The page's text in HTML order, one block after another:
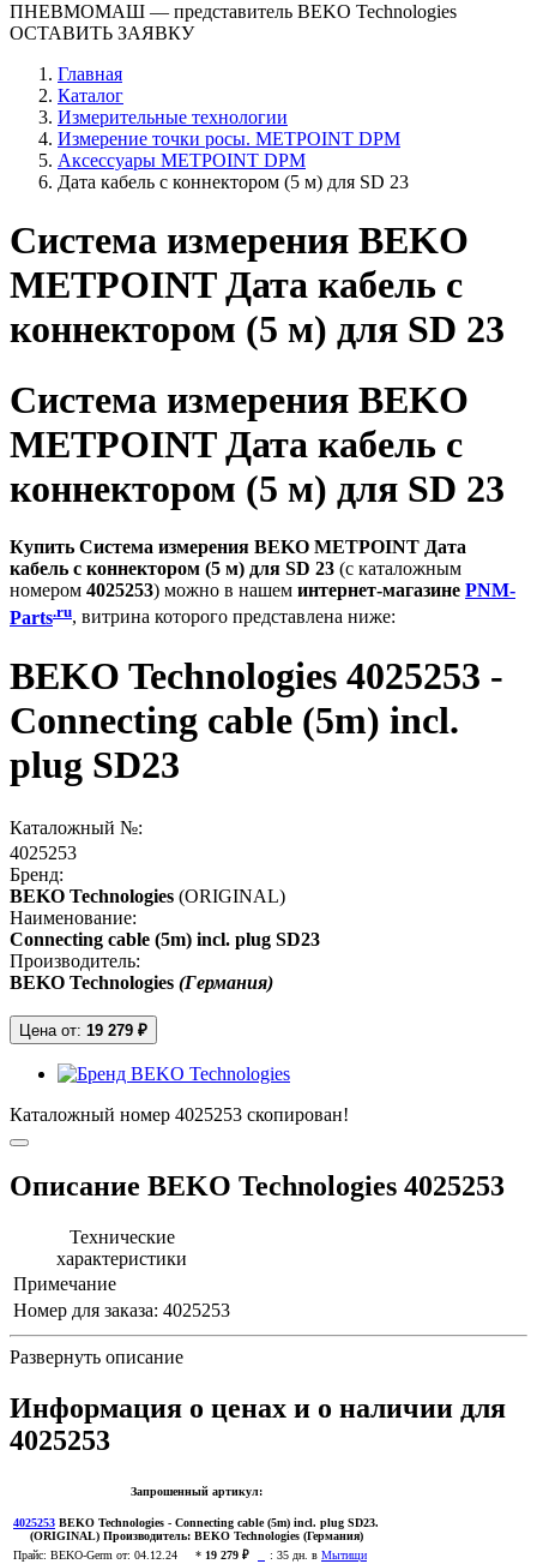
ПНЕВМОМАШ — представитель BEKO Technologies
ОСТАВИТЬ ЗАЯВКУ
Главная
Каталог
Измерительные технологии
Измерение точки росы. METPOINT DPM
Аксессуары METPOINT DPM
Дата кабель с коннектором (5 м) для SD 23
Система измерения BEKO
METPOINT Дата кабель с
коннектором (5 м) для SD 23
Система измерения BEKO
METPOINT Дата кабель с
коннектором (5 м) для SD 23
Купить Система измерения BEKO METPOINT Дата
кабель с коннектором (5 м) для SD 23 (с каталожным
номером 4025253) можно в нашем интернет-магазине PNM-
Parts.ru, витрина которого представлена ниже:
BEKO Technologies 4025253 -
Connecting cable (5m) incl.
plug SD23
Каталожный №:
4025253
Бренд:
BEKO Technologies (ORIGINAL)
Наименование:
Connecting cable (5m) incl. plug SD23
Производитель:
BEKO Technologies (Германия)
Цена от: 19 279 ₽
Каталожный номер 4025253 скопирован!
Описание BEKO Technologies 4025253
Технические
характеристики
Примечание
Номер для заказа: 4025253
Развернуть описание
Информация о ценах и о наличии для
4025253
Запрошенный артикул:
4025253 BEKO Technologies - Connecting cable (5m) incl. plug SD23.
(ORIGINAL)Производитель: BEKO Technologies (Германия)
Прайс: BEKO-Germ от: 04.12.24 * 19 279 ₽ : 35 дн. в Мытищи